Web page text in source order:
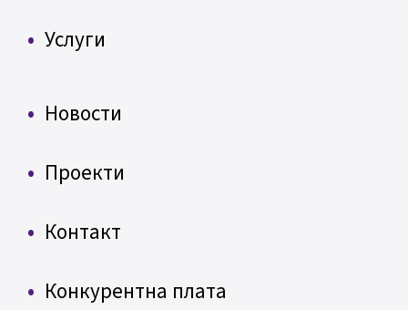
Услуги
Новости
Проекти
Контакт
Конкурентна плата